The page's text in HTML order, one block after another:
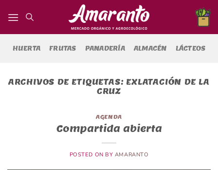
HUERTA FRUTAS PANADERÍA ALMACÉN LÁCTEOS
ARCHIVOS DE ETIQUETAS: EXLATACIÓN DE LA
CRUZ
AGENDA
Compartida abierta
POSTED ON BY AMARANTO